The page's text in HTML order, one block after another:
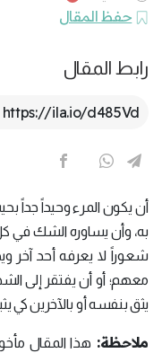
حفظ المقال
رابط المقال
أن يكون المرء وحيداً جداً
به، وأن يساوره الشك في
شعوراً لا يعرفه أحد آخر
معهم؛ أو أن يفتقر إلى
يثق بنفسه أو بالآخرين كي
ملاحظة: هذا المقال